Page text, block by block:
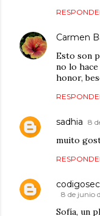
Carmen
Esto son
no lo
honor,
sadhia 8
muito
8 de junio
Sofía, un